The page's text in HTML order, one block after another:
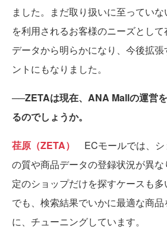
ました。まだ取り扱いに至ってい
を利用されるお客様のニーズとし
データから明らかになり、今後拡
ントにもなりました。
──ZETAは現在、ANA Mallの運営
るのでしょうか。
荏原（ZETA）
ECモールでは、シ
の質や商品データの登録状況が異
定のショップだけを探すケースも
でも、検索結果でいかに最適な商
に、チューニングしています。